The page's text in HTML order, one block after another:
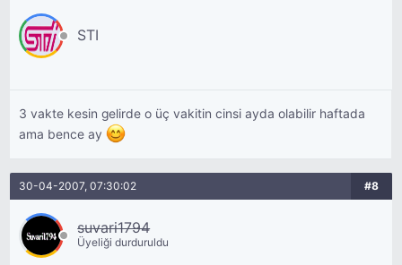
STI
3 vakte kesin gelirde o üç vakitin cinsi ayda olabilir haftada
ama bence ay
30-04-2007, 07:30:02 #8
suvari1794
Üyeliği durduruldu